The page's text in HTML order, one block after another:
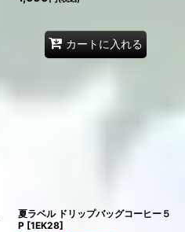
カートに入れる
夏ラベル ドリップバッグコーヒー５
P [1EK28]